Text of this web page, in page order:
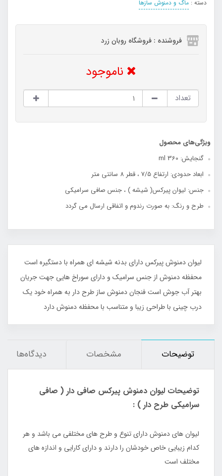
دسته : ماگ و دمنوش سازها
فروشنده : فروشگاه روبان زرد
ناموجود
تعداد
ویژگی‌های محصول
گنجایش: 360 ml
ابعاد حدودی: ارتفاع 7/5 ، قطر 8 سانتی متر
جنس: لیوان پیرکس( شیشه ) ، جنس صافی سرامیکی
طرح و رنگ: به صورت رندوم و اتفاقی ارسال می گردد
لیوان دمنوش پیرکس دارای بدنه شیشه ای همراه با دستگیره است
محفظه دمنوش از جنس سرامیک و دارای سوراخ هایی جهت جریان
بهتر آب جوش است فنجان دمنوش ساز طرح دار به همراه خود یک
درب چینی با طراحی زیبا و متناسب با محفظه دمنوش دارد
توضیحات مشخصات دیدگاه‌ها
توضیحات لیوان دمنوش پیرکس صافی دار ( صافی
سرامیکی طرح دار ) :
لیوان های دمنوش دارای تنوع و طرح های مختلفی می باشد و هر
کدام زیبایی خاص خودشان را دارند و دارای کارایی و اندازه های
مختلف است